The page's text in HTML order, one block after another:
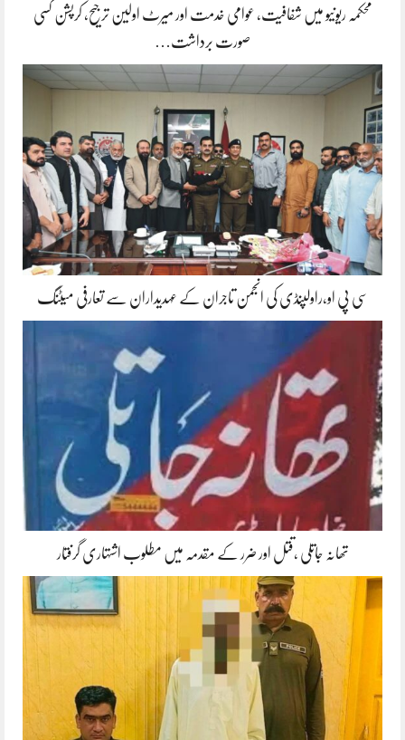
محکمہ ریونیو میں شفافیت، عوامی خدمت اور میرٹ اولین ترجیح، کرپشن کسی
صورت برداشت…
سی پی او،راولپنڈی کی انجمن تاجران کے عہدیداران سے تعارفی میٹنگ
تھانہ جاتلی ،قتل اور ضرر کے مقدمہ میں مطلوب اشتہاری گرفتار